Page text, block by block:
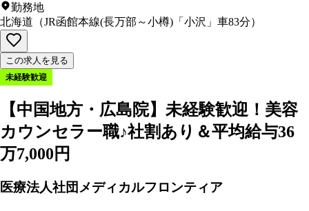
勤務地
北海道 （JR函館本線(長万部～小樽)「小沢」車83分）
この求人を見る
未経験歓迎
【中国地方・広島院】未経験歓迎！美容
カウンセラー職♪社割あり＆平均給与36
万7,000円
医療法人社団メディカルフロンティア